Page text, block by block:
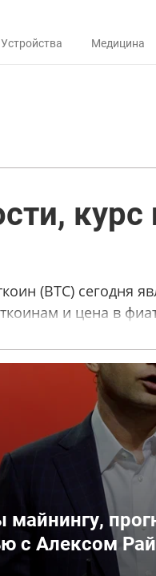
Устройства Медицина
(BTC) сегодня
и цена в
майнингу,
с Алексом